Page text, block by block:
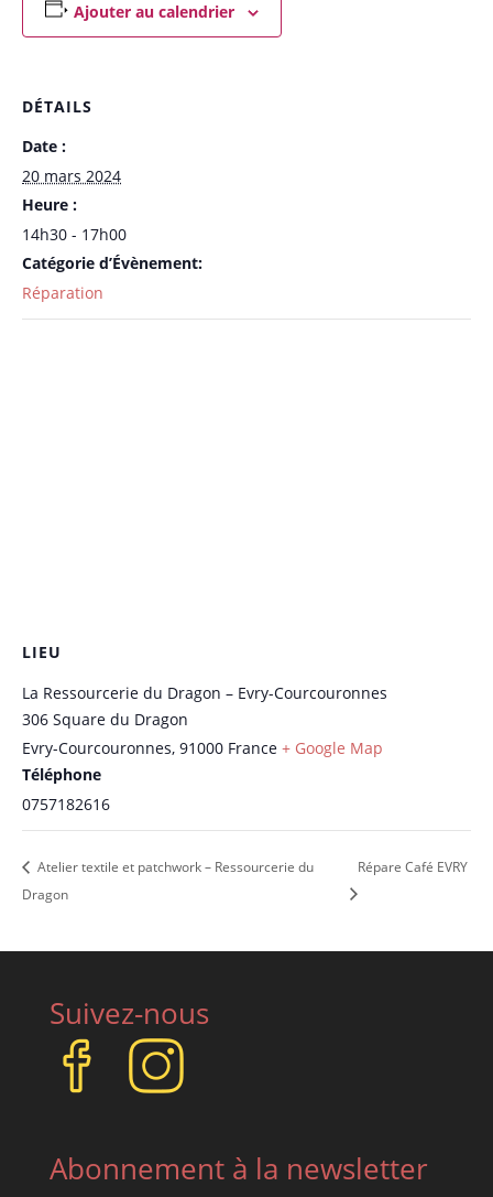
Ajouter au calendrier
DÉTAILS
Date :
20 mars 2024
Heure :
14h30 - 17h00
Catégorie d’Évènement:
Réparation
LIEU
La Ressourcerie du Dragon – Evry-Courcouronnes
306 Square du Dragon
Evry-Courcouronnes, 91000 France + Google Map
Téléphone
0757182616
Atelier textile et patchwork – Ressourcerie du
Dragon
Répare Café EVRY
Suivez-nous
Abonnement à la newsletter